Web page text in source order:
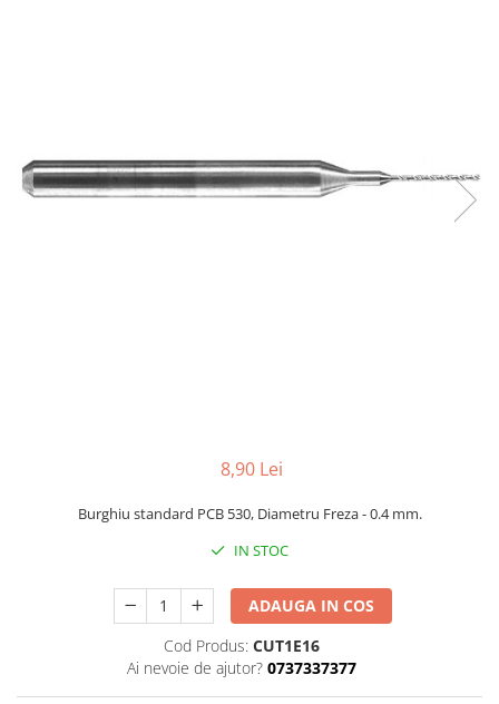
8,90 Lei
Burghiu standard PCB 530, Diametru Freza - 0.4 mm.
IN STOC
ADAUGA IN COS
Cod Produs: CUT1E16
Ai nevoie de ajutor? 0737337377